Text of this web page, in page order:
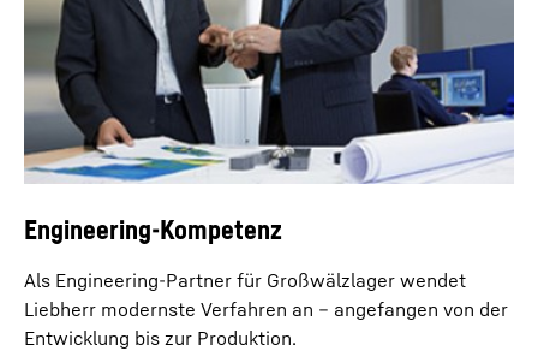
Engineering-Kompetenz
Als Engineering-Partner für Großwälzlager wendet
Liebherr modernste Verfahren an – angefangen von der
Entwicklung bis zur Produktion.